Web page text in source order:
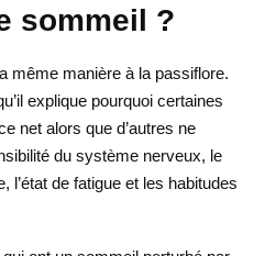
sommeil ?
même manière à la passiflore.
explique pourquoi certaines
net alors que d’autres ne
du système nerveux, le
l’état de fatigue et les habitudes